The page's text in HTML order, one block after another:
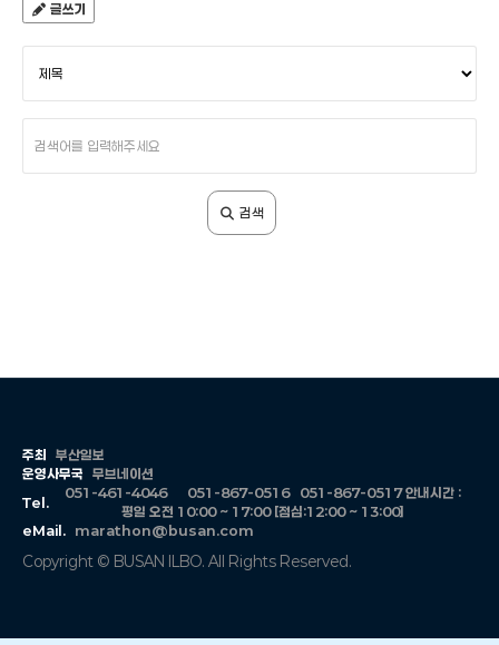
글쓰기
조
어
력
검색
주최
부산일보
운영사무국
무브네이션
Tel.
051-461-4046 051-867-0516 051-867-0517안내시간 :
평일 오전 10:00 ~ 17:00 [점심:12:00 ~ 13:00]
eMail.
marathon@busan.com
Copyright © BUSAN ILBO. All Rights Reserved.